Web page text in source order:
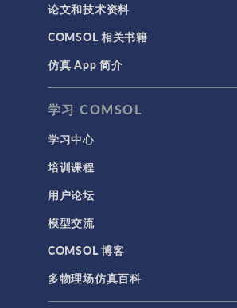
结构 & 声学
MEMS & 压电器件
声学与振动
岩土力学
材料模型
结构力学
结构动力学
API
代理模型
仿真 App
论文和技术资料
COMSOL 相关书籍
仿真 App 简介
学习 COMSOL
学习中心
培训课程
用户论坛
模型交流
COMSOL 博客
多物理场仿真百科